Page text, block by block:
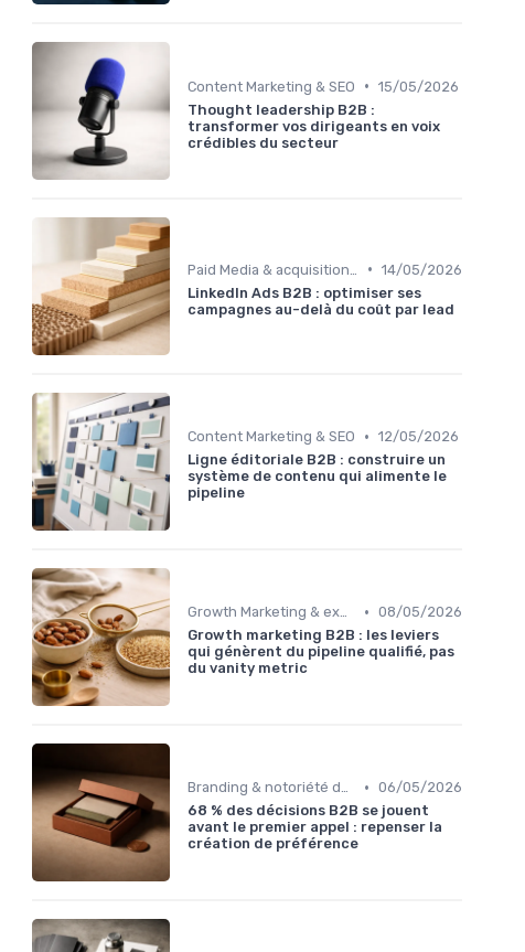
Content Marketing & SEO • 15/05/2026
Thought leadership B2B :
transformer vos dirigeants en voix
crédibles du secteur
• 14/05/2026
LinkedIn Ads B2B : optimiser ses
campagnes au-delà du coût par lead
Content Marketing & SEO • 12/05/2026
Ligne éditoriale B2B : construire un
système de contenu qui alimente le
pipeline
Growth Marketing & experimentation • 08/05/2026
Growth marketing B2B : les leviers
qui génèrent du pipeline qualifié, pas
du vanity metric
Branding & notoriété de marque • 06/05/2026
68 % des décisions B2B se jouent
avant le premier appel : repenser la
création de préférence